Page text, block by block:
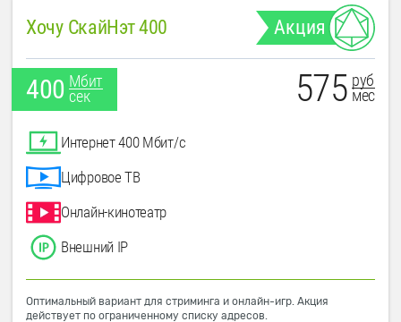
Хочу СкайНэт 400 Акция
400 Мбит
сек
575 руб
мес
Интернет 400 Мбит/с
Цифровое ТВ
Онлайн-кинотеатр
Внешний IP
Оптимальный вариант для стриминга и онлайн-игр. Акция
действует по ограниченному списку адресов.